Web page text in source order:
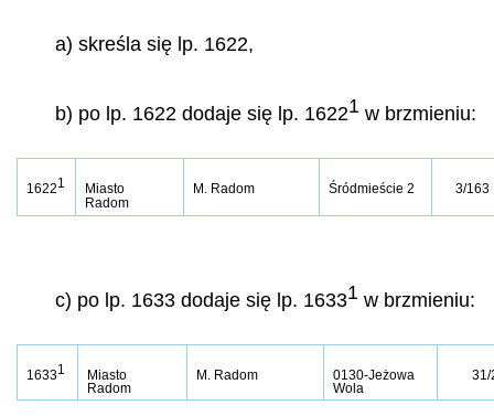
a) skreśla się lp. 1622,
b) po lp. 1622 dodaje się lp. 16221 w brzmieniu:
16221
Miasto
Radom
M. Radom Śródmieście 2 3/163
c) po lp. 1633 dodaje się lp. 16331 w brzmieniu:
16331
Miasto
Radom
M. Radom
0130-Jeżowa
Wola
31/